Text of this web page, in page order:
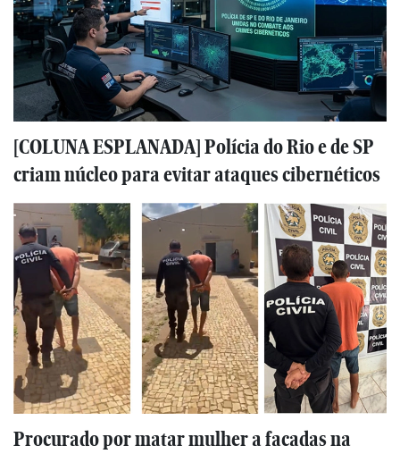
[COLUNA ESPLANADA] Polícia do Rio e de SP
criam núcleo para evitar ataques cibernéticos
Procurado por matar mulher a facadas na